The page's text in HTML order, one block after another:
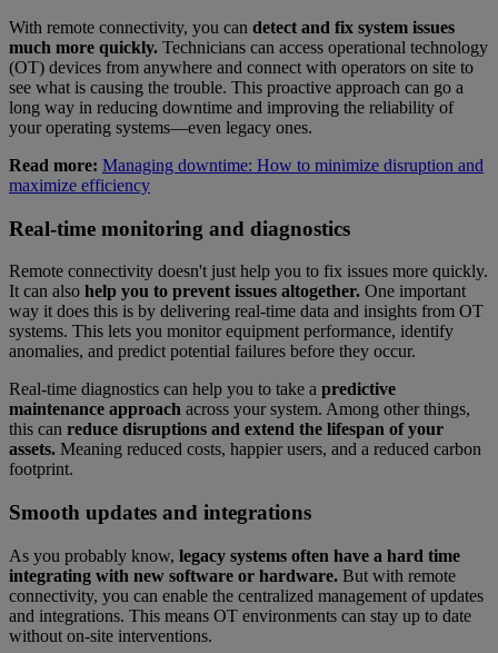
With remote connectivity, you can detect and fix system issues
much more quickly. Technicians can access operational technology
(OT) devices from anywhere and connect with operators on site to
see what is causing the trouble. This proactive approach can go a
long way in reducing downtime and improving the reliability of
your operating systems—even legacy ones.
Read more: Managing downtime: How to minimize disruption and
maximize efficiency
Real-time monitoring and diagnostics
Remote connectivity doesn't just help you to fix issues more quickly.
It can also help you to prevent issues altogether. One important
way it does this is by delivering real-time data and insights from OT
systems. This lets you monitor equipment performance, identify
anomalies, and predict potential failures before they occur.
Real-time diagnostics can help you to take a predictive
maintenance approach across your system. Among other things,
this can reduce disruptions and extend the lifespan of your
assets. Meaning reduced costs, happier users, and a reduced carbon
footprint.
Smooth updates and integrations
As you probably know, legacy systems often have a hard time
integrating with new software or hardware. But with remote
connectivity, you can enable the centralized management of updates
and integrations. This means OT environments can stay up to date
without on-site interventions.